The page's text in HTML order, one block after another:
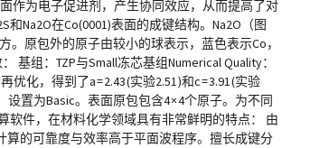
作为电子促进剂，产生协同效应，从而提高了对
Na2O在Co(0001)表面的成键结构。Na2O（图
原包外的原子由较小的球表示，蓝色表示Co，
组：TZP与Small冻芯基组Numerical Quality：
化，得到了a = 2.43 (实验2.51 )和c = 3.91 (实验
置为Basic。表面原包包含4 × 4个原子。为不同
软件，在材料化学领域具有非常鲜明的特点： 由
算的可靠度与效率高于平面波程序。擅长成键分